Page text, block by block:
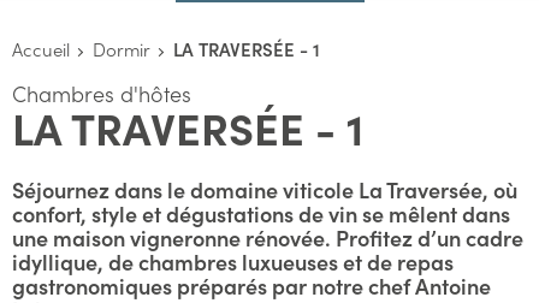
Accueil Dormir LA TRAVERSÉE - 1
Chambres d'hôtes
LA TRAVERSÉE - 1
Séjournez dans le domaine viticole La Traversée, où
confort, style et dégustations de vin se mêlent dans
une maison vigneronne rénovée. Profitez d’un cadre
idyllique, de chambres luxueuses et de repas
gastronomiques préparés par notre chef Antoine